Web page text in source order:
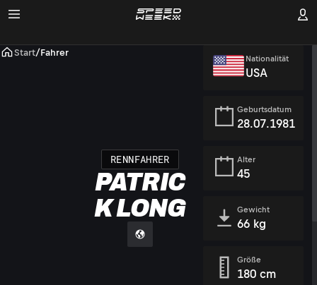
Start/Fahrer
RENNFAHRER
PATRIC
K LONG
Nationalität
USA
Geburtsdatum
28.07.1981
Alter
45
Gewicht
66 kg
Größe
180 cm